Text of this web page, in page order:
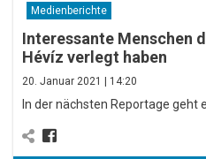
Medienberichte
Interessante Menschen
Hévíz verlegt haben
20. Januar 2021 | 14:20
In der nächsten Reportage geht